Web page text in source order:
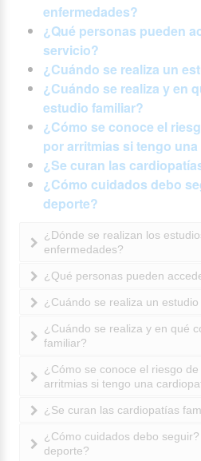
enfermedades?
¿Qué personas pueden
servicio?
¿Cuándo se realiza un
¿Cuándo se realiza y en
estudio familiar?
¿Cómo se conoce el
por arritmias si tengo
¿Se curan las
¿Cómo cuidados debo
deporte?
¿Dónde se realizan los
enfermedades?
¿Qué personas pueden
¿Cuándo se realiza un
¿Cuándo se realiza y en qué
familiar?
¿Cómo se conoce el riesgo
arritmias si tengo una
¿Se curan las cardiopatías
¿Cómo cuidados debo
deporte?